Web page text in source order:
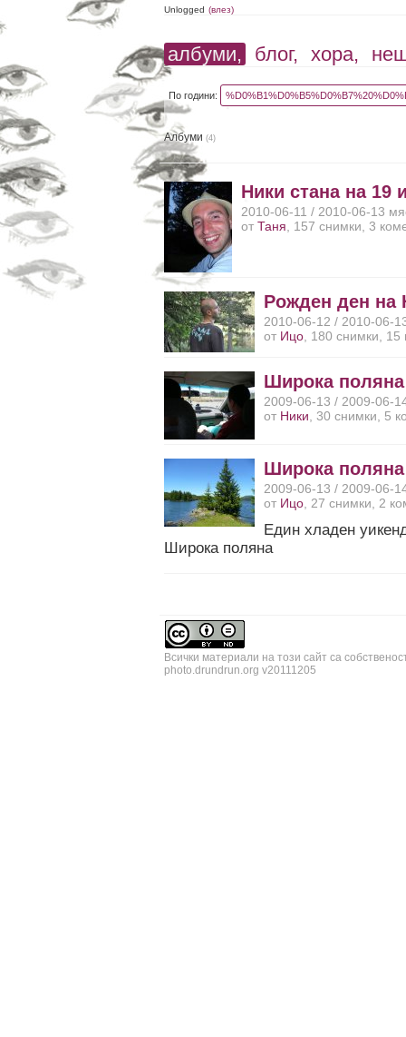
Unlogged (влез)
албуми, блог, хора,
По години:
Албуми(4)
Ники стана на 19
2010-06-11 / 2010-06-13
отТаня , 157 снимки, 3
Рожден ден на
2010-06-12 / 2010-06-
от Ицо , 180 снимки,
Широка поляна
2009-06-13 / 2009-06-
от Ники , 30 снимки, 5
Широка поляна
2009-06-13 / 2009-06-
от Ицо , 27 снимки, 2
Един хладен
Широка поляна
Всички материали на този сайт са
photo.drundrun.org v20111205